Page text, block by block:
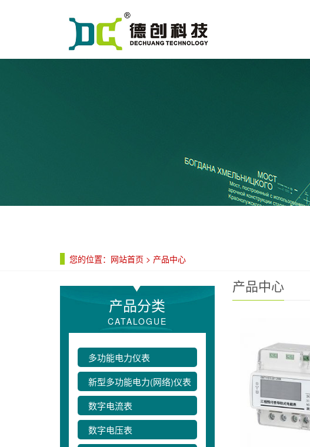
您的位置： 网站首页 > 产品中心
产品中心
产品分类
CATALOGUE
多功能电力仪表
新型多功能电力(网络)仪表
数字电流表
数字电压表